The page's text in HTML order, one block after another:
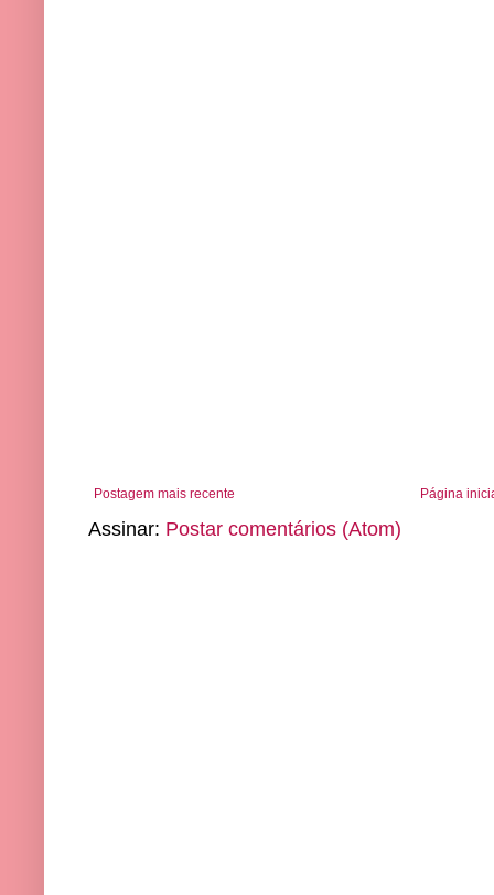
Postagem mais recente Página
Assinar: Postar comentários (Atom)